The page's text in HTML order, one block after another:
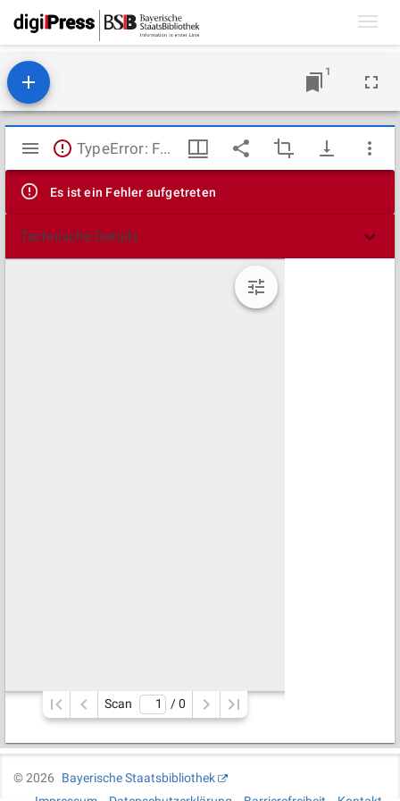
1
Mirador
Viewer
TypeError: Failed to fetch
Es ist ein Fehler aufgetreten
Technische Details
Scan / 0
©2026
Bayerische Staatsbibliothek